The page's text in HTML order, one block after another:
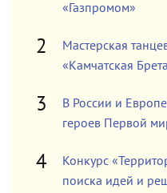
«Газпромом»
Мастерская
«Камчатская
В России и
героев Первой
Конкурс
поиска идей и